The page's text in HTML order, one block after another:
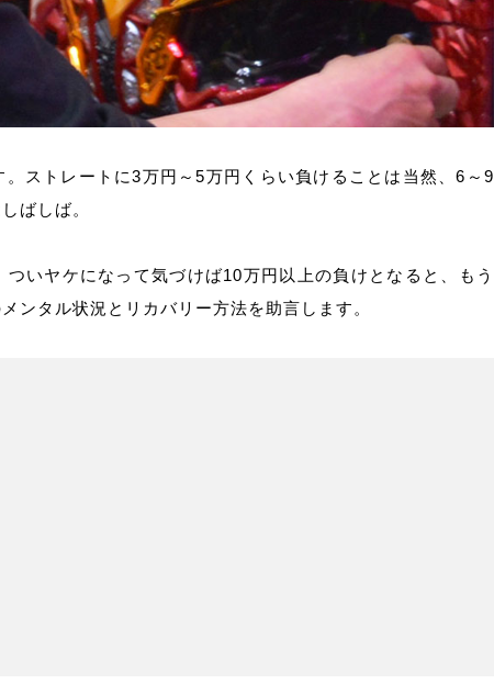
ストレートに3万円～5万円くらい負けることは当然、6～9
ばしば。
いヤケになって気づけば10万円以上の負けとなると、もう
ンタル状況とリカバリー方法を助言します。